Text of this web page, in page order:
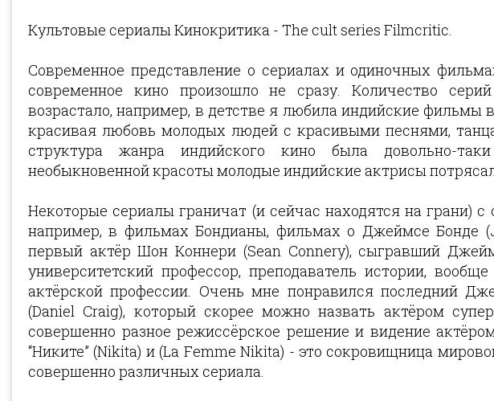
Культовые сериалы Кинокритика - The cult series Filmcritic.
Современное представление о сериалах и одиночных
современное кино произошло не сразу. Количество
возрастало, например, в детстве я любила индийские фильмы
красивая любовь молодых людей с красивыми песнями,
структура жанра индийского кино была довольно-
необыкновенной красоты молодые индийские актрисы
Некоторые сериалы граничат (и сейчас находятся на грани)
например, в фильмах Бондианы, фильмах о Джеймсе Бонде
первый актёр Шон Коннери (Sean Connery), сыгравший
университетский профессор, преподаватель истории,
актёрской профессии. Очень мне понравился последний
(Daniel Craig), который скорее можно назвать актёром
совершенно разное режиссёрское решение и видение
“Никите” (Nikita) и (La Femme Nikita) - это сокровищница
совершенно различных сериала.